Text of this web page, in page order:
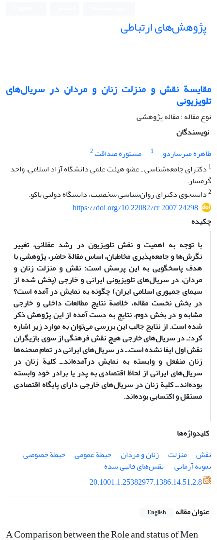
پژوهش‌های ارتباطی
مقایسة نقش و منزلت زنان و مردان در سریال‌های
تلویزیونی
نوع مقاله : مقاله پژوهشی
نویسندگان
طاهره میرساردو
1 مستوره صداقت2
1 دکترای جامعه‌شناسی ـ عضو هیئت علمی دانشگاه آزاد اسلامی، واحد
گرمسار.
2دانشجوی دکترای روان‌شناسی شخصیت، دانشگاه دولتی باکو.
https://doi.org/10.22082/cr.2007.24298
چکیده
با توجه به اهمیت و نقش تلویزیون در رشد عقلانی، تغییر
نگرش‌ها و جامعه‌پذیری مخاطبان، اساس مقالة حاضر، پژوهشی با
هدف پاسخگویی به این پرسش است: نقش و منزلت زنان و
مردان، در سریال‌های تلویزیونی ایرانی و خارجی (پخش شده از
سیمای جمهوری اسلامی ایران) چگونه به نمایش در آمده است؟
در بخش نخست مقاله، خلاصة نتایج مطالعات داخلی و خارجی
مشابه و در بخش دوم، نتایج به دست آمده از این پژوهش ذکر
شده است. از نتایج جالب این بررسی می‌توان به موارد زیر اشاره
کرد:ـ در سریال‌های خارجی هیچ نقش فرهنگی از سوی بازیگران
نقش اول ایفا نشده است.ـ در سریال‌های ایرانی در تمام صحنه‌ها
زنان منفعل و وابسته به نمایش درآمده‌اند.ـ کلیة زنان در
سریال‌های ایرانی از لحاظ اقتصادی به پدر یا برادر خود وابسته
بوده‌اند.ـ کلیة زنان در سریال‌های خارجی دارای پایگاه اقتصادی
مستقل و اکتسابی بوده‌اند.
کلیدواژه‌ها
نقش
منزلت زنان و مردان حیطة عمومی
حیطة خصوصی
نمونة آرمانی
‌ نقش‌های قالبی شده
20.1001.1.25382977.1386.14.51.2.8
عنوان مقاله English
A Comparison between the Role and status of Men